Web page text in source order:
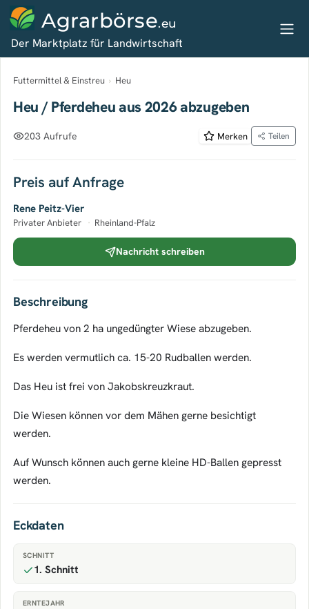
Agrarbörse.eu
Der Marktplatz für Landwirtschaft
Futtermittel & Einstreu › Heu
Heu / Pferdeheu aus 2026 abzugeben
203 Aufrufe Merken Teilen
Preis auf Anfrage
Rene Peitz-Vier
Privater Anbieter · Rheinland-Pfalz
Nachricht schreiben
Beschreibung
Pferdeheu von 2 ha ungedüngter Wiese abzugeben.
Es werden vermutlich ca. 15-20 Rudballen werden.
Das Heu ist frei von Jakobskreuzkraut.
Die Wiesen können vor dem Mähen gerne besichtigt
werden.
Auf Wunsch können auch gerne kleine HD-Ballen gepresst
werden.
Eckdaten
SCHNITT
1. Schnitt
ERNTEJAHR